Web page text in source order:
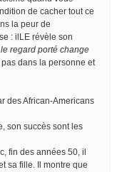
de cacher tout ce
la peur de
: ilLE révèle son
le regard porté change
dans la personne et
des African-Americans
son succès sont les
fin des années 50, il
sa fille. Il montre que